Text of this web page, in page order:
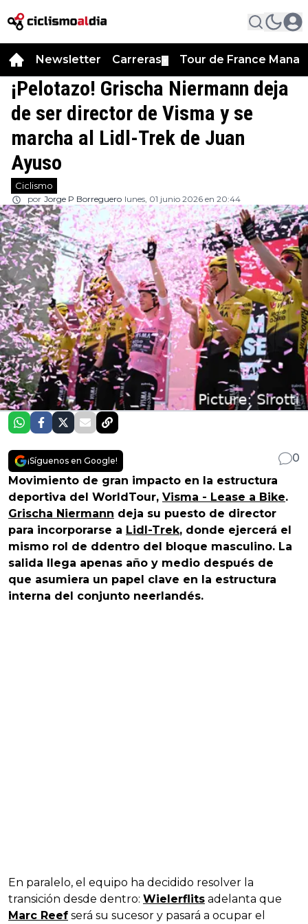
Newsletter Carreras Tour de France
¡Pelotazo! Grischa Niermann deja
de ser director de Visma y se
marcha al Lidl-Trek de Juan
Ayuso
Ciclismo
por Jorge P Borreguero lunes, 01 junio 2026 en 20:44
¡Síguenos en Google!
0
Movimiento de gran impacto en la estructura
deportiva del WorldTour, Visma - Lease a Bike.
Grischa Niermann deja su puesto de director
para incorporarse a Lidl-Trek, donde ejercerá el
mismo rol de ddentro del bloque masculino. La
salida llega apenas año y medio después de
que asumiera un papel clave en la estructura
interna del conjunto neerlandés.
En paralelo, el equipo ha decidido resolver la
transición desde dentro: Wielerflits adelanta que
Marc Reef será su sucesor y pasará a ocupar el